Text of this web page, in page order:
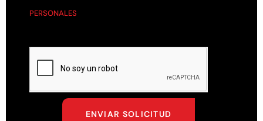
PERSONALES
ENVIAR SOLICITUD